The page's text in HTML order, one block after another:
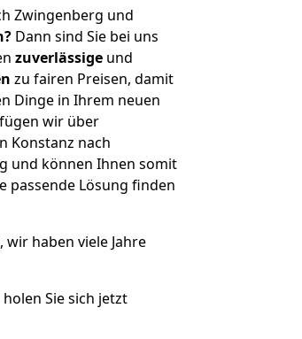
Zwingenberg und
Dann sind Sie bei uns
zuverlässige und
zu fairen Preisen, damit
Dinge in Ihrem neuen
wir über
Konstanz nach
und können Ihnen somit
passende Lösung finden
haben viele Jahre
holen Sie sich jetzt